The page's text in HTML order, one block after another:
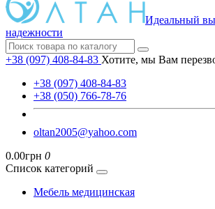
Идеальный
надежности
+38 (097) 408-84-83 Хотите, мы Вам
+38 (097) 408-84-83
+38 (050) 766-78-76
oltan2005@yahoo.com
0.00грн 0
Список категорий
Мебель медицинская